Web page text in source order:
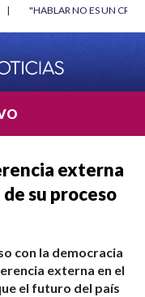
BETO CORAL |
externa
su proceso
con la democracia
externa en el
el futuro del país